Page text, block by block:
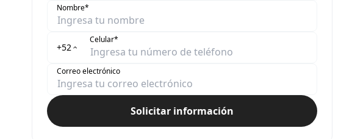
Nombre*
+52
Celular*
Correo electrónico
Solicitar información